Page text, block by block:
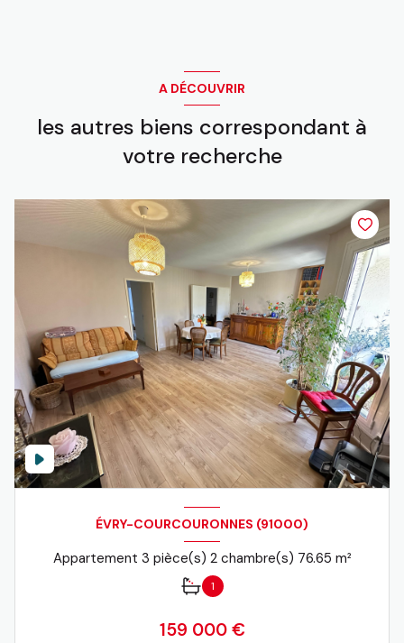
A DÉCOUVRIR
les autres biens correspondant à
votre recherche
ÉVRY-COURCOURONNES (91000)
Appartement 3 pièce(s) 2 chambre(s) 76.65 m²
1
159 000 €